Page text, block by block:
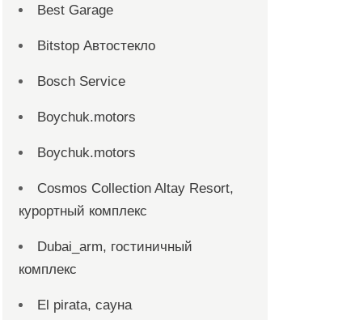
Best Garage
Bitstop Автостекло
Bosch Service
Boychuk.motors
Boychuk.motors
Cosmos Collection Altay Resort,
курортный комплекс
Dubai_arm, гостиничный
комплекс
El pirata, сауна